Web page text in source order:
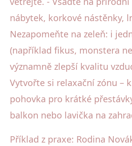
nábytek, korkové nástěnky,
Nezapomeňte na zeleň: i
(například fikus, monstera
významně zlepší kvalitu
Vytvořte si relaxační zónu –
pohovka pro krátké
balkon nebo lavička na
Příklad z praxe: Rodina